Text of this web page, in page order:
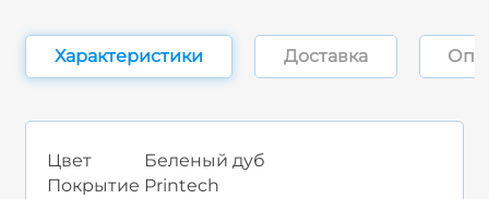
Характеристики Доставка
Цвет
Беленый дуб
Покрытие Printech